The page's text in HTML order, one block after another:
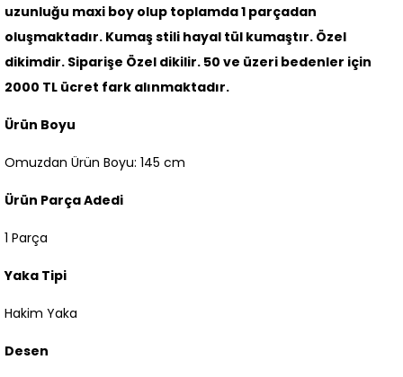
uzunluğu maxi boy olup toplamda 1 parçadan
oluşmaktadır. Kumaş stili hayal tül kumaştır. Özel
dikimdir. Siparişe Özel dikilir. 50 ve üzeri bedenler için
2000 TL ücret fark alınmaktadır.
Ürün Boyu
Omuzdan Ürün Boyu: 145 cm
Ürün Parça Adedi
1 Parça
Yaka Tipi
Hakim Yaka
Desen